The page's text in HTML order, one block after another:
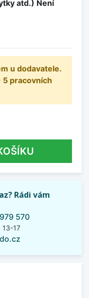
atd.) Není
u dodavatele.
5 pracovních
Rádi vám
570
13-17